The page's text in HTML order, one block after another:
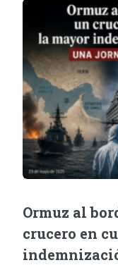
Ormuz al
crucero en